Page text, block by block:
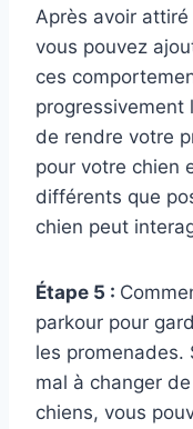
Après avoir
vous pouvez
ces
progressivement
de rendre votre
pour votre chien
différents que
chien peut
Étape 5 :
parkour pour
les promenades.
mal à changer
chiens, vous